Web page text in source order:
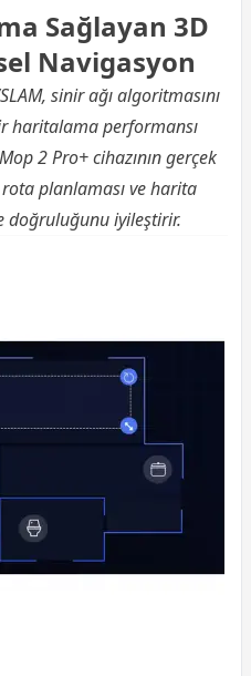
Sağlayan 3D
Navigasyon
sinir ağı algoritmasını
haritalama performansı
2 Pro+ cihazının gerçek
planlaması ve harita
doğruluğunu iyileştirir.